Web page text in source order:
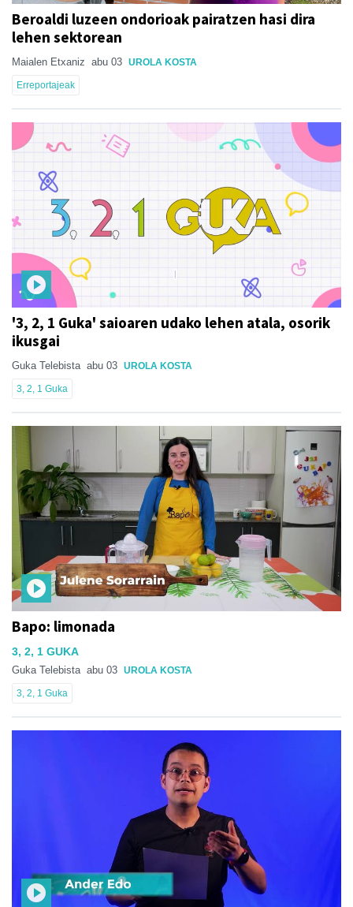
Beroaldi luzeen ondorioak pairatzen hasi dira
lehen sektorean
Maialen Etxaniz abu 03 UROLA KOSTA
Erreportajeak
'3, 2, 1 Guka' saioaren udako lehen atala, osorik
ikusgai
Guka Telebista abu 03 UROLA KOSTA
3, 2, 1 Guka
Bapo: limonada
3, 2, 1 GUKA
Guka Telebista abu 03 UROLA KOSTA
3, 2, 1 Guka